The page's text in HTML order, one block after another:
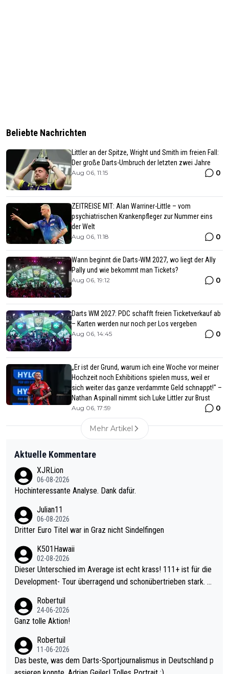
Beliebte Nachrichten
Littler an der Spitze, Wright und Smith im freien Fall:
Der große Darts-Umbruch der letzten zwei Jahre
Aug 06, 11:15 0
ZEITREISE MIT: Alan Warriner-Little – vom
psychiatrischen Krankenpfleger zur Nummer eins
der Welt
Aug 06, 11:18 0
Wann beginnt die Darts-WM 2027, wo liegt der Ally
Pally und wie bekommt man Tickets?
Aug 06, 19:12 0
Darts WM 2027: PDC schafft freien Ticketverkauf ab
– Karten werden nur noch per Los vergeben
Aug 06, 14:45 0
„Er ist der Grund, warum ich eine Woche vor meiner
Hochzeit noch Exhibitions spielen muss, weil er
sich weiter das ganze verdammte Geld schnappt!" –
Nathan Aspinall nimmt sich Luke Littler zur Brust
Aug 06, 17:59 0
Mehr Artikel
Aktuelle Kommentare
XJRLion
06-08-2026
Hochinteressante Analyse. Dank dafür.
Julian11
06-08-2026
Dritter Euro Titel war in Graz nicht Sindelfingen
K501Hawaii
02-08-2026
Dieser Unterschied im Average ist echt krass! 111+ ist für die
Development- Tour überragend und schonübertrieben stark. U
mal 40+ erst recht. Da gewinnst keinen Blumentopf - ist ja noc
h krasser wie ein Pokalspiel eines Kreisligisten vs einem Bund
Robertuil
24-06-2026
Ganz tolle Aktion!
Robertuil
11-06-2026
Das beste, was dem Darts-Sportjournalismus in Deutschland p